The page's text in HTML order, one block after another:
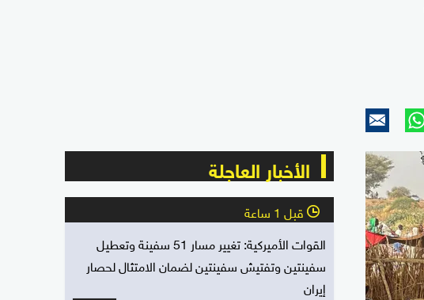
الأخبار العاجلة
l قبل 1 ساعة
القوات الأميركية: تغيير مسار 51 سفينة وتعطيل
سفينتين وتفتيش سفينتين لضمان الامتثال لحصار
إيران